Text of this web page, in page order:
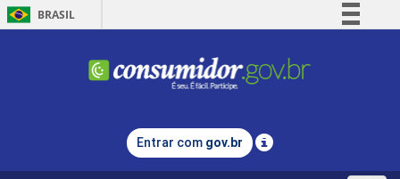
BRASIL
Comunica BR
Legislação
Entrar com gov.br